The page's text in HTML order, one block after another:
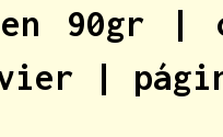
90gr |
|